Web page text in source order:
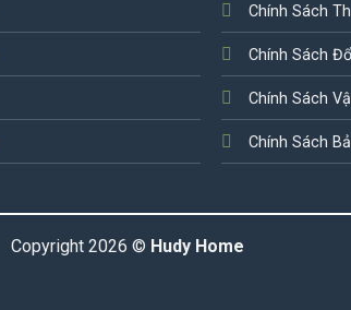
Chính Sách
Chính Sách
Chính Sách
Chính Sách
Copyright 2026 © Hudy Home